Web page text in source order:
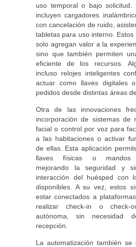
uso temporal o bajo solicitud.
incluyen cargadores
con cancelación de ruido,
tabletas para uso interno. Estos
solo agregan valor a la
sino que también permiten
eficiente de los recursos.
incluso relojes inteligentes
actuar como llaves digitales
pedidos desde distintas áreas
Otra de las innovaciones
incorporación de sistemas de
facial o control por voz para
a las habitaciones o activar
de ellas. Esta aplicación
llaves físicas o mandos
mejorando la seguridad y
interacción del huésped con
disponibles. A su vez, estos
estar conectados a
realizar check-in o check-
autónoma, sin necesidad
recepción.
La automatización también se